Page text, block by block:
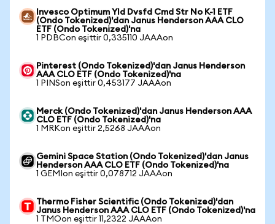
Invesco Optimum Yld Dvsfd Cmd Str No K-1 ETF
(Ondo Tokenized)'dan Janus Henderson AAA CLO
ETF (Ondo Tokenized)'na
1 PDBCon eşittir 0,335110 JAAAon
Pinterest (Ondo Tokenized)'dan Janus Henderson
AAA CLO ETF (Ondo Tokenized)'na
1 PINSon eşittir 0,453177 JAAAon
Merck (Ondo Tokenized)'dan Janus Henderson AAA
CLO ETF (Ondo Tokenized)'na
1 MRKon eşittir 2,5268 JAAAon
Gemini Space Station (Ondo Tokenized)'dan Janus
Henderson AAA CLO ETF (Ondo Tokenized)'na
1 GEMIon eşittir 0,078712 JAAAon
Thermo Fisher Scientific (Ondo Tokenized)'dan
Janus Henderson AAA CLO ETF (Ondo Tokenized)'na
1 TMOon eşittir 11,2322 JAAAon